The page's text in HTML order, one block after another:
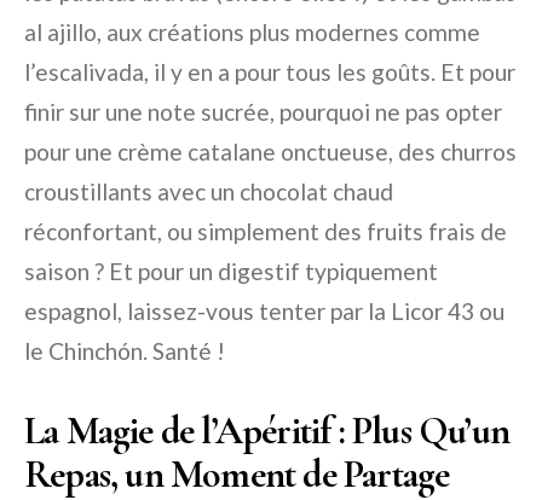
al ajillo, aux créations plus modernes comme
l’escalivada, il y en a pour tous les goûts. Et pour
finir sur une note sucrée, pourquoi ne pas opter
pour une crème catalane onctueuse, des churros
croustillants avec un chocolat chaud
réconfortant, ou simplement des fruits frais de
saison ? Et pour un digestif typiquement
espagnol, laissez-vous tenter par la Licor 43 ou
le Chinchón. Santé !
La Magie de l’Apéritif : Plus Qu’un
Repas, un Moment de Partage